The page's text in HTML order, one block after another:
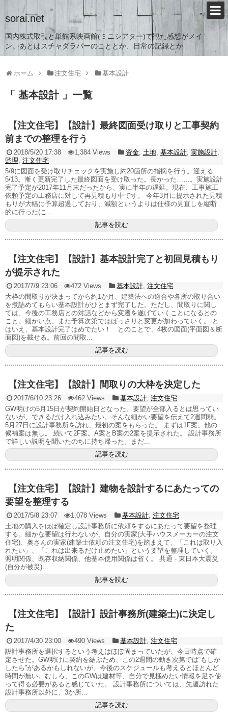
sorai.net
国内株式取引と単館系映画館(ミニシアター)で観た感想がメイ
ン。あとはスチャダラパーのこととか、日常の記録とか
ホーム 注文住宅 基本設計
「 基本設計 」一覧
【注文住宅】【設計】最終図面受け取りと工事契約
前までの整理を行う
2018/5/20 17:38 1,384 Views 資金, 土地, 基本設計, 実施設計,
監理, 注文住宅
5/9に図面を受け取りチェックを実施し約20箇所の指摘を行う。迎える
5/13。漸く更新完了した最終図面を受け取った。長かった……。実施設計
完了予定が2017年11月末だったから、実に半年の遅延。現在、工事施工
依頼予定の工務店に対して再見積もり中です。 今年3月に提示された見積
もりが大幅に予算超過しており、減額というよりは仕様の見直しを縦断
的に行った(こ...
記事を読む
【注文住宅】【設計】基本設計完了と初回見積もり
が提示された
2017/7/9 23:06 472 Views 基本設計, 注文住宅
大枠の間取りが決まってから約1か月、建築法への適合や各所の取り合い
を煮詰めてもらい基本設計がひとまず完了した。ただし、間取りに関し
ては、今後の工務店との対話などから変遷を遂げていくことになるとの
こと。細かい点、また予算次第ではばっさりと変更が加わっていく。 と
はいえ、基本設計完了はめでたい！ とのことで、4枚の図面(平面図＆断
面図)を載せる。前回の間取...
記事を読む
【注文住宅】【設計】間取りの大枠を決定した
2017/6/10 23:26 462 Views 基本設計, 注文住宅
GW明けの5月15日が契約開始日となった。要望が全部入るとは思ってい
ないが、できるだけ入れ込みたい。そんな細かい要望を伝えて2週間弱。
5月27日に設計事務所を訪れ、最初の案をもらった。 まずは1F案。他の
候補案は無し。 続いて2F案。A案とB案の2案を提示された。 設計事務所
で詳しい説明を聞いたのちに持ち帰った。まだ...
記事を読む
【注文住宅】【設計】建物を設計するにあたっての
要望を整理する
2017/5/8 23:07 1,078 Views 基本設計, 注文住宅
土地の購入をほぼ確定し設計事務所に依頼をするにあたって要望を整理
する。細かな要望は行わないが、自分の実家(大手ハウスメーカーの注文
住宅)、奥さんの実家(建築士依頼の注文住宅)を踏まえて、「これは取り入
れたい」、「これは出来るだけ止めたい」という要望を整理していく。
照明関係、既存収納関係、他基本使用関係は省く。 共通 - 東日本大震災
(自分が被災)...
記事を読む
【注文住宅】【設計】設計事務所(建築士)に決定し
た
2017/4/30 23:00 490 Views 基本設計, 注文住宅
設計事務所を選択するという考えはほぼ固まっていたが、今日時点で確
定させた。GW明けに契約を結ぶため、この2週間の動き次第では“もしか
したら”があるかもしれないが、今後のスケジュールも考えるとほとんど
時間が無い。むしろ、このGWは建材等、自分で見極めたい情報を足を使
って得る必要があると感じていた。 設計事務所については、先週訪れた
設計事務所以外に、3か所...
記事を読む